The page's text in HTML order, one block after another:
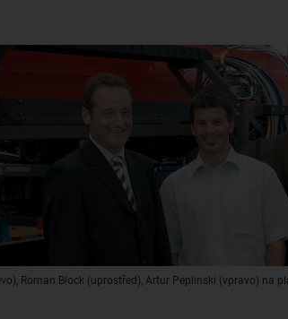
Roman Block (uprostřed), Artur Peplinski (vpravo) na